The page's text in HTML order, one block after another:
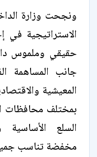
ونجحت وزارة
الاستراتيجية
حقيقي وملموس
جانب المساهمة
المعيشية
بمختلف محافظات
السلع الأساسية
مخفضة تناسب